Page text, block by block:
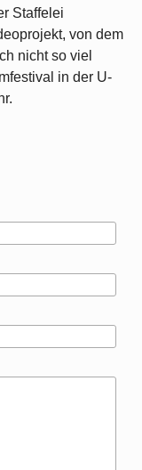
Staffelei
von dem
nicht so viel
in der U-